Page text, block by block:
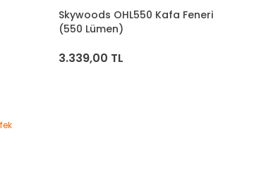
Skywoods OHL550 Kafa Feneri
(550 Lümen)
3.339,00 TL